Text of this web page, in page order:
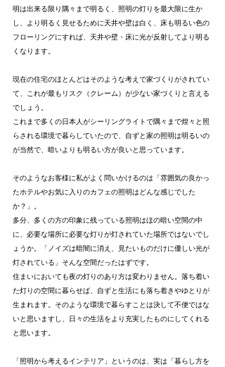
明は出来る限り隅々まで明るく、照明の灯りを最大限に生か
し、より明るく見せるために天井や壁は白く、床も明るい色の
フローリングにすれば、天井や壁・床に光が反射してより明る
くなります。
現在の住宅のほとんどはそのような考えで家づくりがされてい
て、これが最もリスク（クレーム）が少ない家づくりと言える
でしょう。
これまで多くの日本人がシーリングライトで隅々まで煌々と照
らされる環境で暮らしていたので、自ずと家の照明は明るいの
が当然で、暗いよりも明るい方が良いと思っています。
そのようなお客様に私がよく問いかけるのは「雰囲気の良かっ
たホテルやお気に入りのカフェの照明はどんな感じでした
か？」。
多分、多くの方の印象に残っている照明はほの暗い空間の中
に、必要な場所に必要な灯りが灯されていた場所ではないでし
ょうか。「ノイズは暗闇に消え、見たいものだけに優しい光が
灯されている」そんな空間だったはずです。
住まいにおいても夜の灯りのあり方は変わりません。落ち着い
た灯りの空間に暮らせば、自ずと生活にも落ち着きやゆとりが
生まれます。そのような環境で暮らすことは決して不便ではな
いと思いますし、日々の生活をより充実したものにしてくれる
と思います。
「照明から考えるインテリア」というのは、実は「暮らし方を